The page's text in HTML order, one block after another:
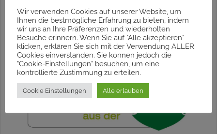
Wir verwenden Cookies auf unserer Website, um
Ihnen die bestmögliche Erfahrung zu bieten, indem
wir uns an Ihre Präferenzen und wiederholten
Besuche erinnern. Wenn Sie auf "Alle akzeptieren"
klicken, erklären Sie sich mit der Verwendung ALLER
Cookies einverstanden. Sie können jedoch die
"Cookie-Einstellungen" besuchen, um eine
kontrollierte Zustimmung zu erteilen.
Cookie Einstellungen Alle erlauben